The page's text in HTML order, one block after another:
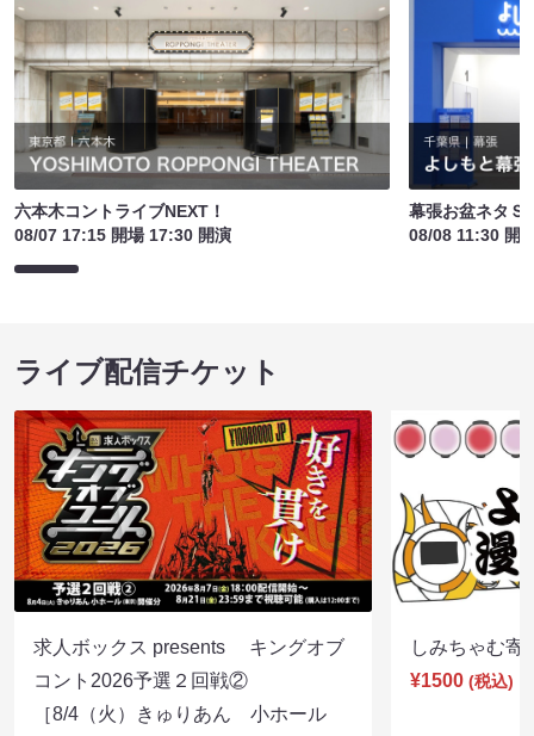
六本木コントライブNEXT！
08/07 17:15 開場 17:30 開演
幕張お盆ネタＳ
08/08 11:30 開
ライブ配信チケット
求人ボックス presents キングオブ
コント2026予選２回戦②
［8/4（火）きゅりあん 小ホール
しみちゃむ
¥1500 (税込)